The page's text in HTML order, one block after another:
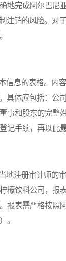
地完成阿尔巴尼
销的风险。对
息的表格。内
具体应包括：公
事和股东的完整
记手续，再以此
注册审计师的
檬饮料公司，报
报表需严格按照
。